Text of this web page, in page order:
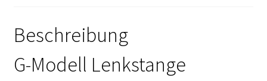
Beschreibung
G-Modell Lenkstange